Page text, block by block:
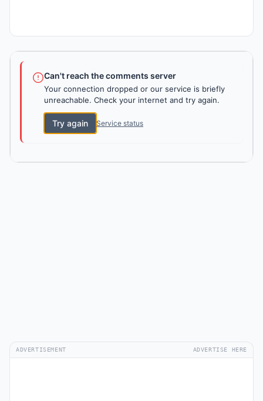
Can't reach the comments server
Your connection dropped or our service is briefly
unreachable. Check your internet and try again.
Try again Service status
ADVERTISEMENT ADVERTISE HERE